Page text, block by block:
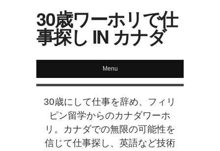
30歳ワーホリで仕
事探し IN カナダ
Menu
30歳にして仕事を辞め、フィリ
ピン留学からのカナダワーホ
リ。カナダでの無限の可能性を
信じて仕事探し、英語など技術